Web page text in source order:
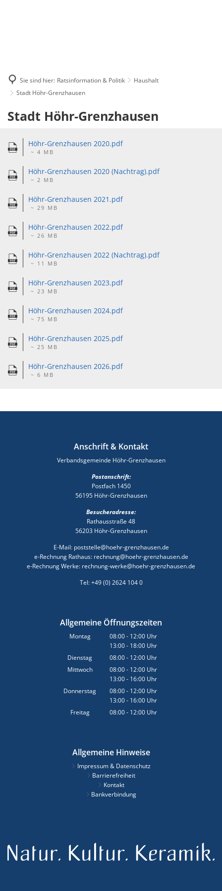
Sie sind hier: Ratsinformation & Politik
Haushalt
Stadt Höhr-Grenzhausen
Stadt
Grenzhausen
Stadt Höhr-Grenzhausen
Höhr-Grenzhausen 2020.pdf
~ 4 MB
Höhr-Grenzhausen 2020 (Nachtrag).pdf
~ 2 MB
Höhr-Grenzhausen 2021.pdf
~ 29 MB
Höhr-Grenzhausen 2022.pdf
~ 26 MB
Höhr-Grenzhausen 2022 (Nachtrag).pdf
~ 11 MB
Höhr-Grenzhausen 2023.pdf
~ 23 MB
Höhr-Grenzhausen 2024.pdf
~ 75 MB
Höhr-Grenzhausen 2025.pdf
~ 25 MB
Höhr-Grenzhausen 2026.pdf
~ 6 MB
Anschrift & Kontakt
Verbandsgemeinde Höhr-Grenzhausen
Postanschrift:
Postfach 1450
56195 Höhr-Grenzhausen
Besucheradresse:
Rathausstraße 48
56203 Höhr-Grenzhausen
E-Mail: poststelle@hoehr-grenzhausen.de
e-Rechnung Rathaus: rechnung@hoehr-grenzhausen.de
e-Rechnung Werke: rechnung-werke@hoehr-grenzhausen.de
Tel: +49 (0) 2624 104 0
Allgemeine Öffnungszeiten
Montag 08:00- 12:00 Uhr
Von 08:00 bis 12:00 Uhr
13:00- 18:00 Uhr
Von 13:00 bis 18:00 Uhr
Dienstag 08:00- 12:00 Uhr
Von 08:00 bis 12:00 Uhr
Mittwoch 08:00- 12:00 Uhr
Von 08:00 bis 12:00 Uhr
13:00- 16:00 Uhr
Von 13:00 bis 16:00 Uhr
Donnerstag 08:00- 12:00 Uhr
Von 08:00 bis 12:00 Uhr
13:00- 16:00 Uhr
Von 13:00 bis 16:00 Uhr
Freitag 08:00- 12:00 Uhr
Allgemeine Hinweise
Impressum & Datenschutz
Barrierefreiheit
Kontakt
Bankverbindung